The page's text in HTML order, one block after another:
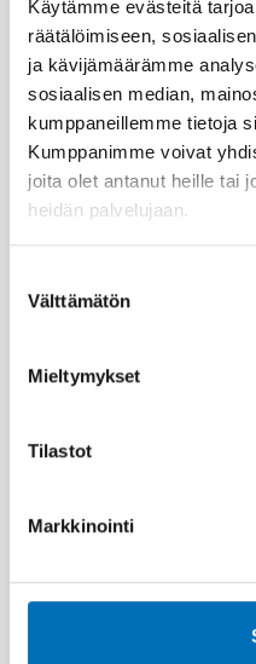
Käytämme evästeitä
räätälöimiseen,
ja kävijämäärämme
sosiaalisen median,
kumppaneillemme tietoja
Kumppanimme voivat
joita olet antanut heille tai
heidän palvelujaan.
valinta
Välttämätön
Mieltymykset
Tilastot
Markkinointi
Aiheeseen
Nordiskt samarbete